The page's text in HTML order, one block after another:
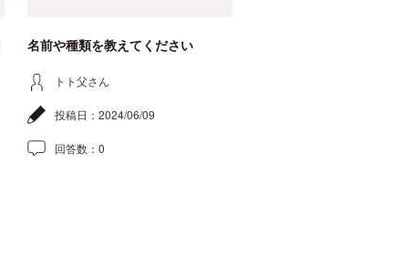
名前や種類を教えてください
トト父さん
投稿日： 2024/06/09
回答数： 0